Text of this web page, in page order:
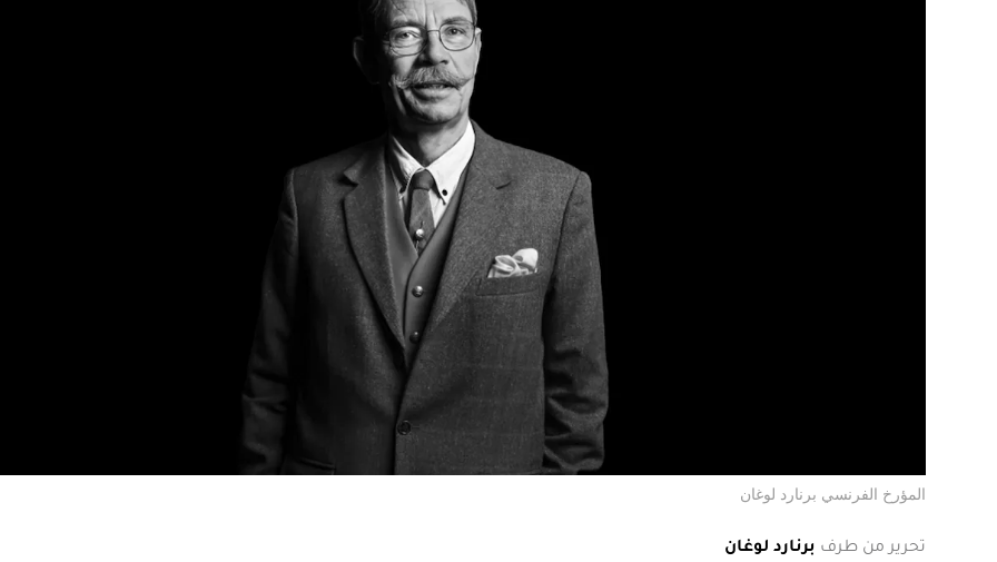
المؤرخ الفرنسي برنارد لوغان
تحرير من طرف برنارد لوغان